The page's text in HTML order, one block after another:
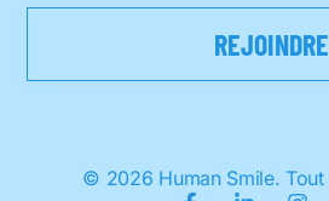
© 2026 Human Smile.